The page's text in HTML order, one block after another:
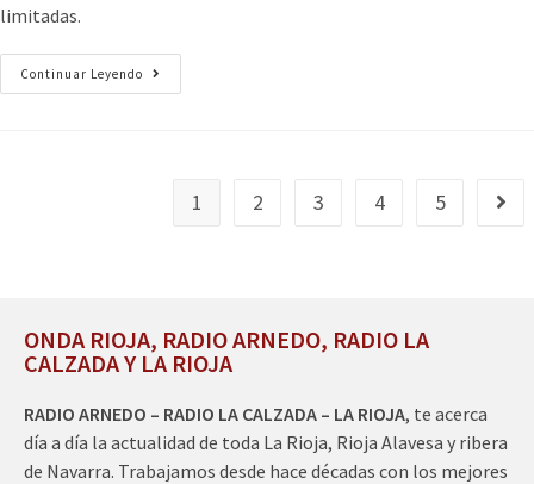
limitadas.
Continuar Leyendo
1 2 3 4 5
ONDA RIOJA, RADIO ARNEDO, RADIO LA
CALZADA Y LA RIOJA
RADIO ARNEDO – RADIO LA CALZADA – LA RIOJA, te acerca
día a día la actualidad de toda La Rioja, Rioja Alavesa y ribera
de Navarra. Trabajamos desde hace décadas con los mejores